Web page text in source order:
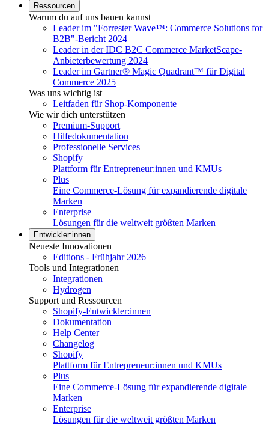
Ressourcen
Warum du auf uns bauen kannst
Leader im "Forrester Wave™: Commerce Solutions for
B2B"-Bericht 2024
Leader in der IDC B2C Commerce MarketScape-
Anbieterbewertung 2024
Leader im Gartner® Magic Quadrant™ für Digital
Commerce 2025
Was uns wichtig ist
Leitfaden für Shop-Komponente
Wie wir dich unterstützen
Premium-Support
Hilfedokumentation
Professionelle Services
Shopify
Plattform für Entrepreneur:innen und KMUs
Plus
Eine Commerce-Lösung für expandierende digitale
Marken
Enterprise
Lösungen für die weltweit größten Marken
Entwickler:innen
Neueste Innovationen
Editions - Frühjahr 2026
Tools und Integrationen
Integrationen
Hydrogen
Support und Ressourcen
Shopify-Entwickler:innen
Dokumentation
Help Center
Changelog
Shopify
Plattform für Entrepreneur:innen und KMUs
Plus
Eine Commerce-Lösung für expandierende digitale
Marken
Enterprise
Lösungen für die weltweit größten Marken